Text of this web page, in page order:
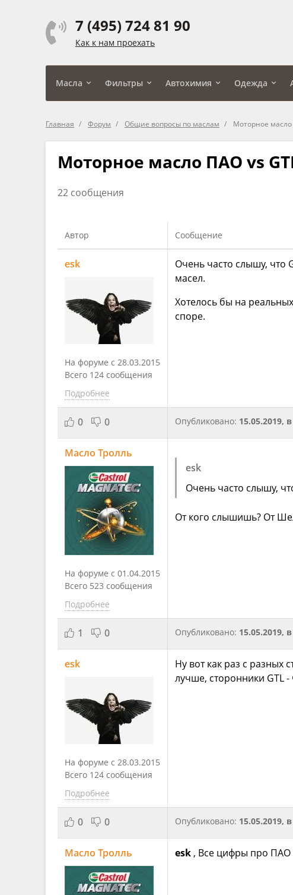
7 (495) 724 81 90
Как к нам проехать
Масла Фильтры Автохимия Одежда
Главная Форум Общие вопросы по маслам Моторное
Моторное масло ПАО vs
22 сообщения
Автор Сообщение
esk
На форуме с 28.03.2015
Всего 124 сообщения
Подробнее
Очень часто слышу, что
масел.
Хотелось бы на
споре.
0 0 Опубликовано: 15.05.2019,
Масло Тролль
На форуме с 01.04.2015
Всего 523 сообщения
Подробнее
esk
Очень часто слышу,
От кого слышишь? От
1 0 Опубликовано: 15.05.2019,
esk
На форуме с 28.03.2015
Всего 124 сообщения
Подробнее
Ну вот как раз с разных
лучше, сторонники GTL -
0 0 Опубликовано: 15.05.2019,
Масло Тролль esk , Все цифры про ПАО